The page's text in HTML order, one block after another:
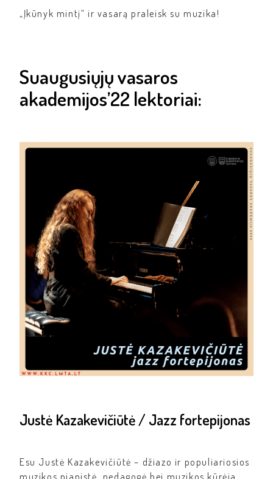
„Įkūnyk mintį“ ir vasarą praleisk su muzika!
Suaugusiųjų vasaros
akademijos’22 lektoriai:
Justė Kazakevičiūtė / Jazz fortepijonas
Esu Justė Kazakevičiūtė – džiazo ir populiariosios